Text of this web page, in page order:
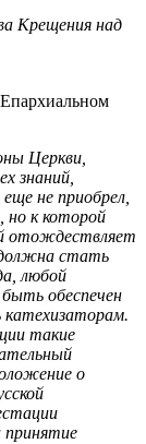
Крещения над
Церкви,
знаний,
не приобрел,
но к которой
отождествляет
стать
любой
обеспечен
такие
о